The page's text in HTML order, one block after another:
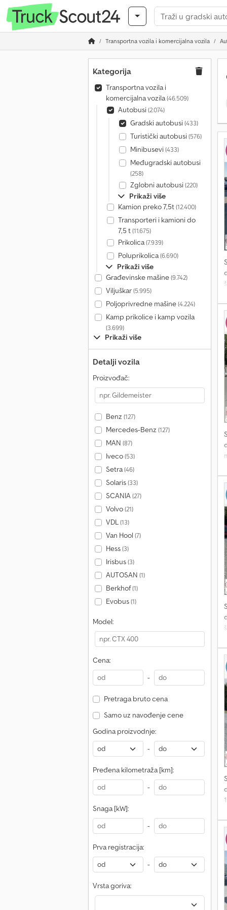
Transportna vozila i komercijalna vozila
Kategorija
Transportna vozila i
komercijalna vozila(46.509)
Autobusi(2.074)
Gradski autobusi(433)
Turistički autobusi(576)
Minibusevi(433)
Međugradski autobusi
(258)
Zglobni autobusi(220)
Prikaži više
Kamion preko 7,5t(12.400)
Transporteri i kamioni do
7,5 t(11.675)
Prikolica(7.939)
Poluprikolica(6.690)
Prikaži više
Građevinske mašine(9.742)
Viljuškar(5.995)
Poljoprivredne mašine(4.224)
Kamp prikolice i kamp vozila
(3.699)
Prikaži više
Detalji vozila
Proizvođač:
Benz (127)
Mercedes-Benz (127)
MAN (87)
Iveco(53)
Setra(46)
Solaris(33)
SCANIA(27)
Volvo(21)
VDL(13)
Van Hool (7)
Hess(3)
Irisbus(3)
AUTOSAN (1)
Berkhof(1)
Evobus(1)
Model:
Cena:
-
Pretraga bruto cena
Samo uz navođenje cene
Godina proizvodnje:
-
Pređena kilometraža [km]:
-
Snaga [kW]:
-
Prva registracija:
-
Vrsta goriva: